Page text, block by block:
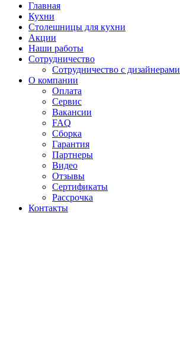
Главная
Кухни
Столешницы для кухни
Акции
Наши работы
Сотрудничество
Сотрудничество с дизайнерами
О компании
Оплата
Сервис
Вакансии
FAQ
Сборка
Гарантия
Партнеры
Видео
Отзывы
Сертификаты
Рассрочка
Контакты